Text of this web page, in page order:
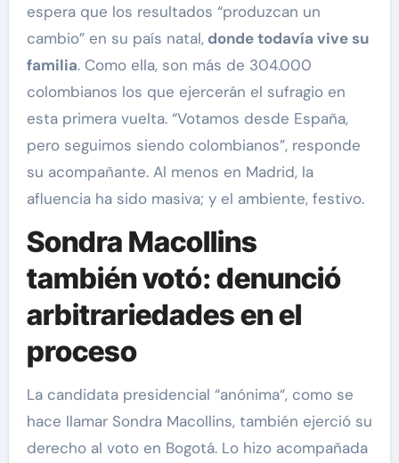
espera que los resultados “produzcan un
cambio” en su país natal,donde todavía vive su
familia. Como ella, son más de 304.000
colombianos los que ejercerán el sufragio en
esta primera vuelta. “Votamos desde España,
pero seguimos siendo colombianos”, responde
su acompañante. Al menos en Madrid, la
afluencia ha sido masiva; y el ambiente, festivo.
Sondra Macollins
también votó: denunció
arbitrariedades en el
proceso
La candidata presidencial “anónima“, como se
hace llamar Sondra Macollins, también ejerció su
derecho al voto en Bogotá. Lo hizo acompañada